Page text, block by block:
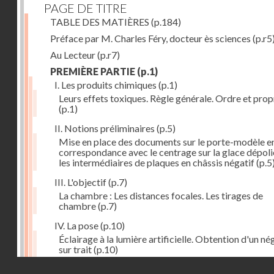
PAGE DE TITRE
TABLE DES MATIÈRES (p.184)
Préface par M. Charles Féry, docteur ès sciences
Au Lecteur(p.r7)
PREMIÈRE PARTIE (p.1)
I. Les produits chimiques (p.1)
Leurs effets toxiques. Règle générale. Ordre et
(p.1)
II. Notions préliminaires (p.5)
Mise en place des documents sur le porte-modèle
correspondance avec le centrage sur la glace
les intermédiaires de plaques en châssis négatif
III. L'objectif(p.7)
La chambre : Les distances focales. Les tirages de
chambre(p.7)
IV. La pose(p.10)
Éclairage à la lumière artificielle. Obtention d'un
sur trait(p.10)